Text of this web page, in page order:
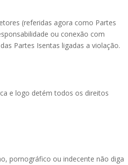
(referidas agora como Partes
ou conexão com
Partes Isentas ligadas a violação.
e logo detém todos os direitos
pornográfico ou indecente não diga